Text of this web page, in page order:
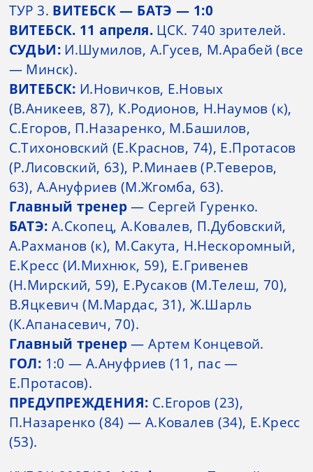
ТУР 3. ВИТЕБСК — БАТЭ — 1:0
ВИТЕБСК. 11 апреля. ЦСК. 740 зрителей.
СУДЬИ:И.Шумилов, А.Гусев, М.Арабей (все
— Минск).
ВИТЕБСК: И.Новичков, Е.Новых
(В.Аникеев, 87), К.Родионов, Н.Наумов (к),
С.Егоров, П.Назаренко, М.Башилов,
С.Тихоновский (Е.Краснов, 74), Е.Протасов
(Р.Лисовский, 63), Р.Минаев (Р.Теверов,
63), А.Ануфриев (М.Жгомба, 63).
Главный тренер— Сергей Гуренко.
БАТЭ: А.Скопец, А.Ковалев, П.Дубовский,
А.Рахманов (к), М.Сакута, Н.Нескоромный,
Е.Кресс (И.Михнюк, 59), Е.Гривенев
(Н.Мирский, 59), Е.Русаков (М.Телеш, 70),
В.Яцкевич (М.Мардас, 31), Ж.Шарль
(К.Апанасевич, 70).
Главный тренер— Артем Концевой.
ГОЛ: 1:0 — А.Ануфриев (11, пас —
Е.Протасов).
ПРЕДУПРЕЖДЕНИЯ: С.Егоров (23),
П.Назаренко (84) — А.Ковалев (34), Е.Кресс
(53).